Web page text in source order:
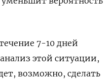
7-10 дней
этой ситуации,
возможно, сделать